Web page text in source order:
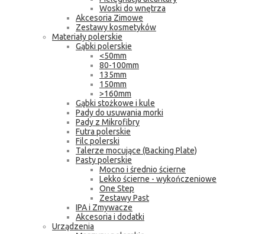
Woski do wnętrza
Akcesoria Zimowe
Zestawy kosmetyków
Materiały polerskie
Gąbki polerskie
<50mm
80-100mm
135mm
150mm
>160mm
Gąbki stożkowe i kule
Pady do usuwania morki
Pady z Mikrofibry
Futra polerskie
Filc polerski
Talerze mocujące (Backing Plate)
Pasty polerskie
Mocno i średnio ścierne
Lekko ścierne - wykończeniowe
One Step
Zestawy Past
IPA i Zmywacze
Akcesoria i dodatki
Urządzenia